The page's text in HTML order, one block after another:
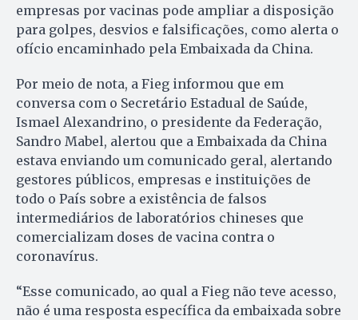
empresas por vacinas pode ampliar a disposição
para golpes, desvios e falsificações, como alerta o
ofício encaminhado pela Embaixada da China.
Por meio de nota, a Fieg informou que em
conversa com o Secretário Estadual de Saúde,
Ismael Alexandrino, o presidente da Federação,
Sandro Mabel, alertou que a Embaixada da China
estava enviando um comunicado geral, alertando
gestores públicos, empresas e instituições de
todo o País sobre a existência de falsos
intermediários de laboratórios chineses que
comercializam doses de vacina contra o
coronavírus.
“Esse comunicado, ao qual a Fieg não teve acesso,
não é uma resposta específica da embaixada sobre